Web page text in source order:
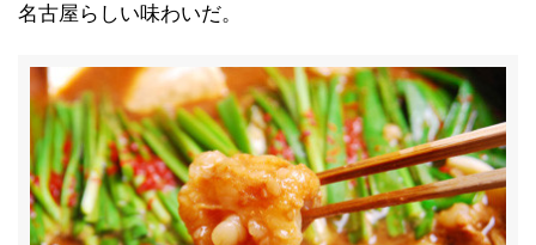
名古屋らしい味わいだ。